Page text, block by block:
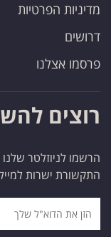
מדיניות הפרטיות
דרושים
פרסמו אצלנו
רוצים
הרשמו לניוזלטר
התקשורת ישרות